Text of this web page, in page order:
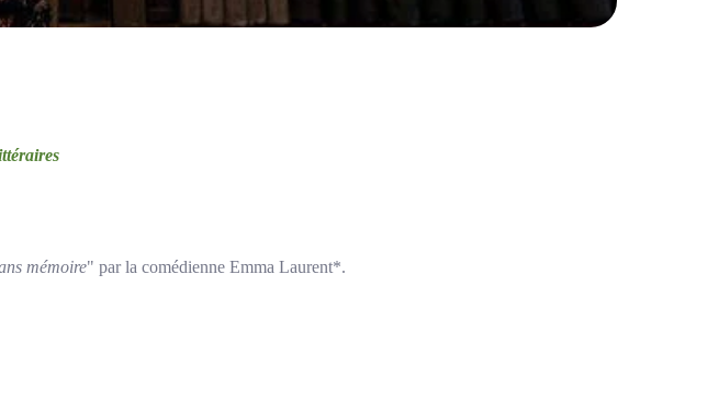
mémoire" par la comédienne Emma Laurent*.